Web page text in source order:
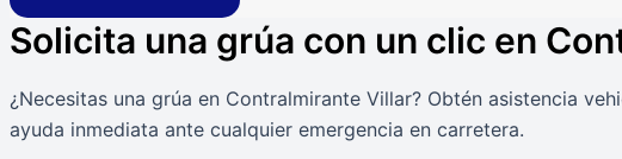
Solicita una grúa con un clic en
¿Necesitas una grúa en Contralmirante Villar? Obtén asistencia
ayuda inmediata ante cualquier emergencia en carretera.